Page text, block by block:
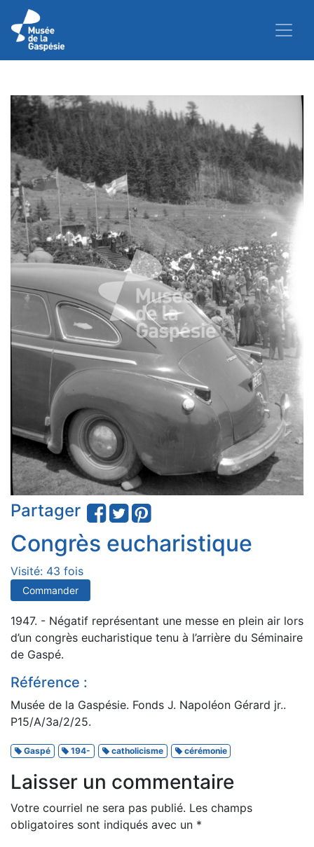
Partager
Congrès eucharistique
Visité: 43 fois
Commander
1947. - Négatif représentant une messe en plein air lors
d’un congrès eucharistique tenu à l’arrière du Séminaire
de Gaspé.
Référence :
Musée de la Gaspésie. Fonds J. Napoléon Gérard jr..
P15/A/3a/2/25.
Gaspé 194- catholicisme cérémonie
Laisser un commentaire
Votre courriel ne sera pas publié. Les champs
obligatoires sont indiqués avec un *